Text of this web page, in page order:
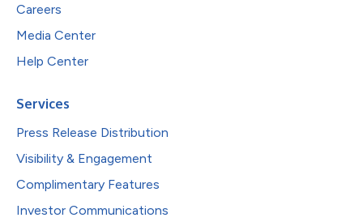
Careers
Media Center
Help Center
Services
Press Release Distribution
Visibility & Engagement
Complimentary Features
Investor Communications